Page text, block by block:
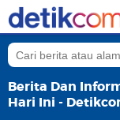
Berita Dan
Hari Ini -